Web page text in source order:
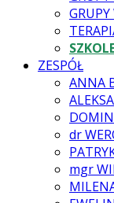
ZESPÓŁ
ANNA
dr
mgr